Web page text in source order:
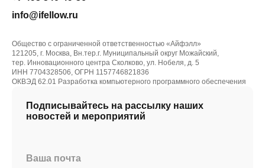
Подписывайтесь на рассылку наших
новостей и мероприятий
Ваша почта
info@ifellow.ru
Общество с ограниченной ответственностью «Айфэлл»
121205, г. Москва, Вн.тер.г. Муниципальный округ Можайский,
тер. Инновационного центра Сколково, ул. Нобеля, д. 5
ИНН 7704328506, ОГРН 1157746821836
ОКВЭД 62.01 Разработка компьютерного программного обеспечения